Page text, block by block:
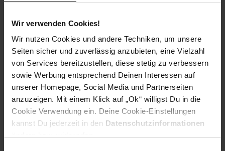
Wir verwenden Cookies!
Wir nutzen Cookies und andere Techniken, um unsere
Seiten sicher und zuverlässig anzubieten, eine Vielzahl
von Services bereitzustellen, diese stetig zu verbessern
sowie Werbung entsprechend Deinen Interessen auf
unserer Homepage, Social Media und Partnerseiten
anzuzeigen. Mit einem Klick auf „Ok“ willigst Du in die
Cookie Verwendung ein. Deine Cookie-Einstellungen
kannst Du jederzeit in den Datenschutzinformationen
PAYBACK
Payback Punkte
0